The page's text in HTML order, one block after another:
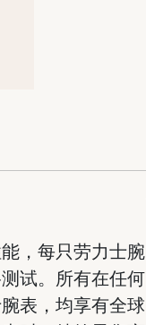
，每只劳力士腕
试。所有在任何
表，均享有全球